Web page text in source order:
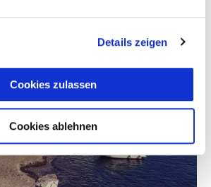
Details zeigen
Cookies zulassen
Cookies ablehnen